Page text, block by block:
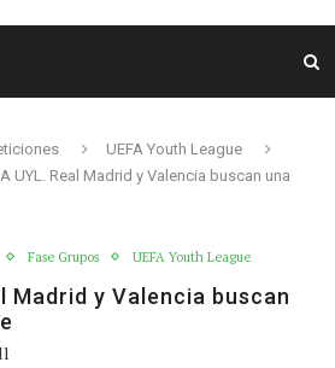
UEFA Youth League
UYL. Real Madrid y Valencia buscan una
Fase Grupos UEFA Youth League
Madrid y Valencia buscan